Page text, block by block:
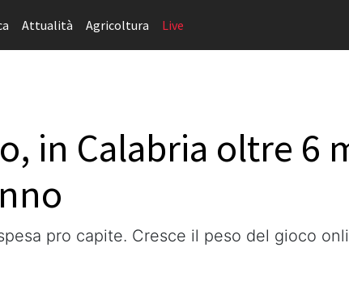
Attualità Agricoltura Live
in Calabria oltre 6
pro capite. Cresce il peso del gioco